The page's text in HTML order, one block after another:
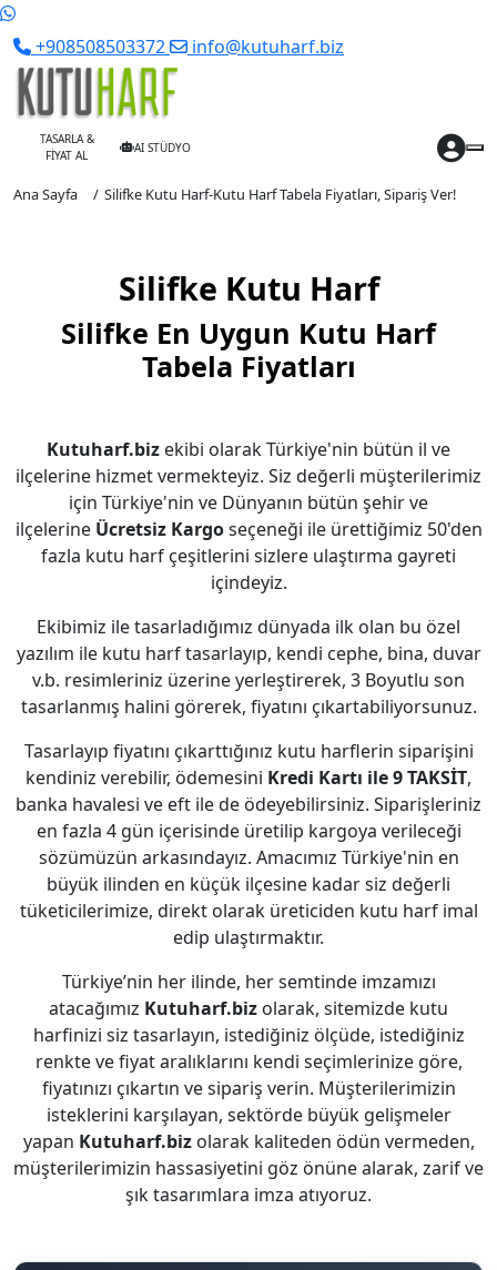
+908508503372 info@kutuharf.biz
TASARLA &
FİYAT AL
AI STÜDYO
Ana Sayfa Silifke Kutu Harf-Kutu Harf Tabela Fiyatları, Sipariş Ver!
Silifke Kutu Harf
Silifke En Uygun Kutu Harf
Tabela Fiyatları
Kutuharf.biz ekibi olarak Türkiye'nin bütün il ve
ilçelerine hizmet vermekteyiz. Siz değerli müşterilerimiz
için Türkiye'nin ve Dünyanın bütün şehir ve
ilçelerine Ücretsiz Kargoseçeneği ile ürettiğimiz 50'den
fazla kutu harf çeşitlerini sizlere ulaştırma gayreti
içindeyiz.
Ekibimiz ile tasarladığımız dünyada ilk olan bu özel
yazılım ile kutu harf tasarlayıp, kendi cephe, bina, duvar
v.b. resimleriniz üzerine yerleştirerek, 3 Boyutlu son
tasarlanmış halini görerek, fiyatını çıkartabiliyorsunuz.
Tasarlayıp fiyatını çıkarttığınız kutu harflerin siparişini
kendiniz verebilir, ödemesini Kredi Kartı ile 9 TAKSİT,
banka havalesi ve eft ile de ödeyebilirsiniz. Siparişleriniz
en fazla 4 gün içerisinde üretilip kargoya verileceği
sözümüzün arkasındayız. Amacımız Türkiye'nin en
büyük ilinden en küçük ilçesine kadar siz değerli
tüketicilerimize, direkt olarak üreticiden kutu harf imal
edip ulaştırmaktır.
Türkiye’nin her ilinde, her semtinde imzamızı
atacağımız Kutuharf.biz olarak, sitemizde kutu
harfinizi siz tasarlayın, istediğiniz ölçüde, istediğiniz
renkte ve fiyat aralıklarını kendi seçimlerinize göre,
fiyatınızı çıkartın ve sipariş verin. Müşterilerimizin
isteklerini karşılayan, sektörde büyük gelişmeler
yapan Kutuharf.biz olarak kaliteden ödün vermeden,
müşterilerimizin hassasiyetini göz önüne alarak, zarif ve
şık tasarımlara imza atıyoruz.